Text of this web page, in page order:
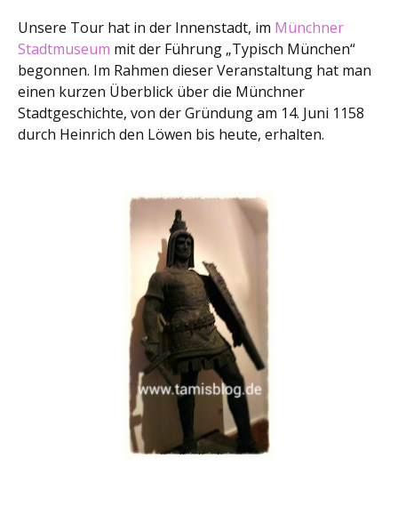
Unsere Tour hat in der Innenstadt, im Münchner
Stadtmuseum mit der Führung „Typisch München“
begonnen. Im Rahmen dieser Veranstaltung hat man
einen kurzen Überblick über die Münchner
Stadtgeschichte, von der Gründung am 14. Juni 1158
durch Heinrich den Löwen bis heute, erhalten.